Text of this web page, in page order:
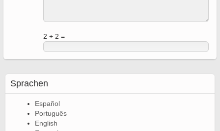
2 + 2 =
Sprachen
Español
Português
English